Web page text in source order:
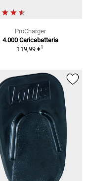
ProCharger
4.000 Caricabatteria
119,99 €1